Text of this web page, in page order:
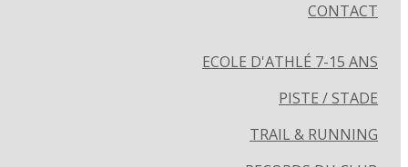
CONTACT
ECOLE D'ATHLÉ 7-15 ANS
PISTE / STADE
TRAIL & RUNNING